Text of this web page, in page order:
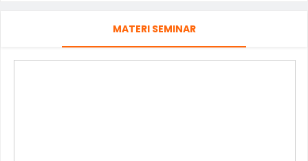
MATERI SEMINAR